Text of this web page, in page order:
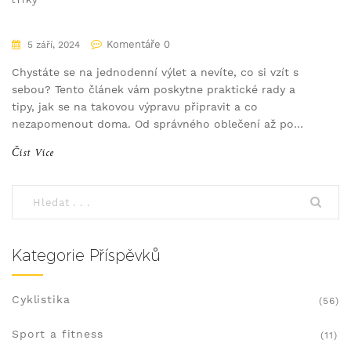
5 září, 2024 Komentáře 0
Chystáte se na jednodenní výlet a nevíte, co si vzít s
sebou? Tento článek vám poskytne praktické rady a
tipy, jak se na takovou výpravu připravit a co
nezapomenout doma. Od správného oblečení až po
Číst Více
Kategorie Příspěvků
Cyklistika (56)
Sport a fitness (11)